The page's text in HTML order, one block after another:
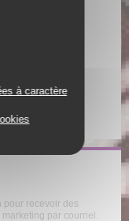
à caractère
((ouvre une
((ouvre une nouvelle
pour recevoir des
par courriel.